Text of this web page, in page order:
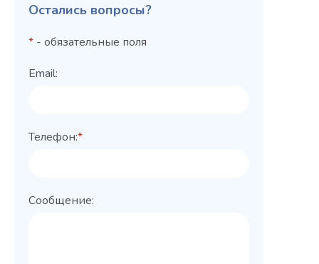
Остались вопросы?
* - обязательные поля
Email:
Телефон:*
Сообщение: